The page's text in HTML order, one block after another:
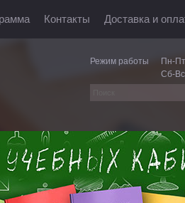
Контакты Доставка и
Режим работы
Пн-
Сб-